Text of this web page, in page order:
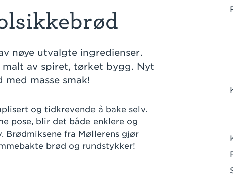
nøye utvalgte ingredienser.
av spiret, tørket bygg. Nyt
masse smak!
og tidkrevende å bake selv.
pose, blir det både enklere og
Brødmiksene fra Møllerens gjør
brød og rundstykker!